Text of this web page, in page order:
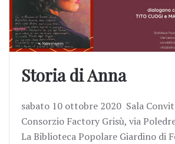
Storia di Anna
sabato 10 ottobre 2020 Sala
Consorzio Factory Grisù, via
La Biblioteca Popolare Giardino di